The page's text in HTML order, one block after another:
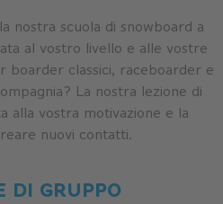
nostra scuola di snowboard a
al vostro livello e alle vostre
boarder classici, raceboarder e
La nostra lezione di
alla vostra motivazione e la
nuovi contatti.
DI GRUPPO